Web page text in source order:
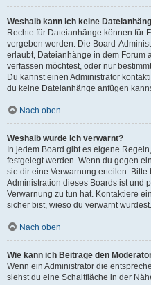
Weshalb kann ich keine
Rechte für Dateianhänge können für
vergeben werden. Die Board-
erlaubt, Dateianhänge in dem Forum
verfassen möchtest, oder nur
Du kannst einen Administrator
du keine Dateianhänge anfügen
Nach oben
Weshalb wurde ich verwarnt?
In jedem Board gibt es eigene
festgelegt werden. Wenn du gegen
sie dir eine Verwarnung erteilen.
Administration dieses Boards ist und
Verwarnung zu tun hat. Kontaktiere
sicher bist, wieso du verwarnt wurdest.
Nach oben
Wie kann ich Beiträge den
Wenn ein Administrator die
siehst du eine Schaltfläche in der